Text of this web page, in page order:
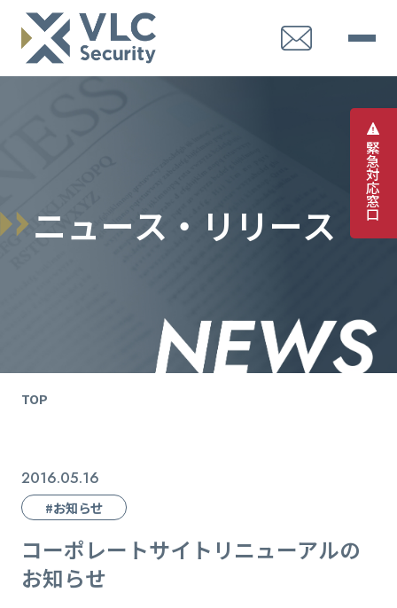
緊
急
対
応
窓
口
ニュース ・ リ リ ース
TOP
2016.05.16
#お知らせ
コーポレートサイトリニューアルの
お知らせ